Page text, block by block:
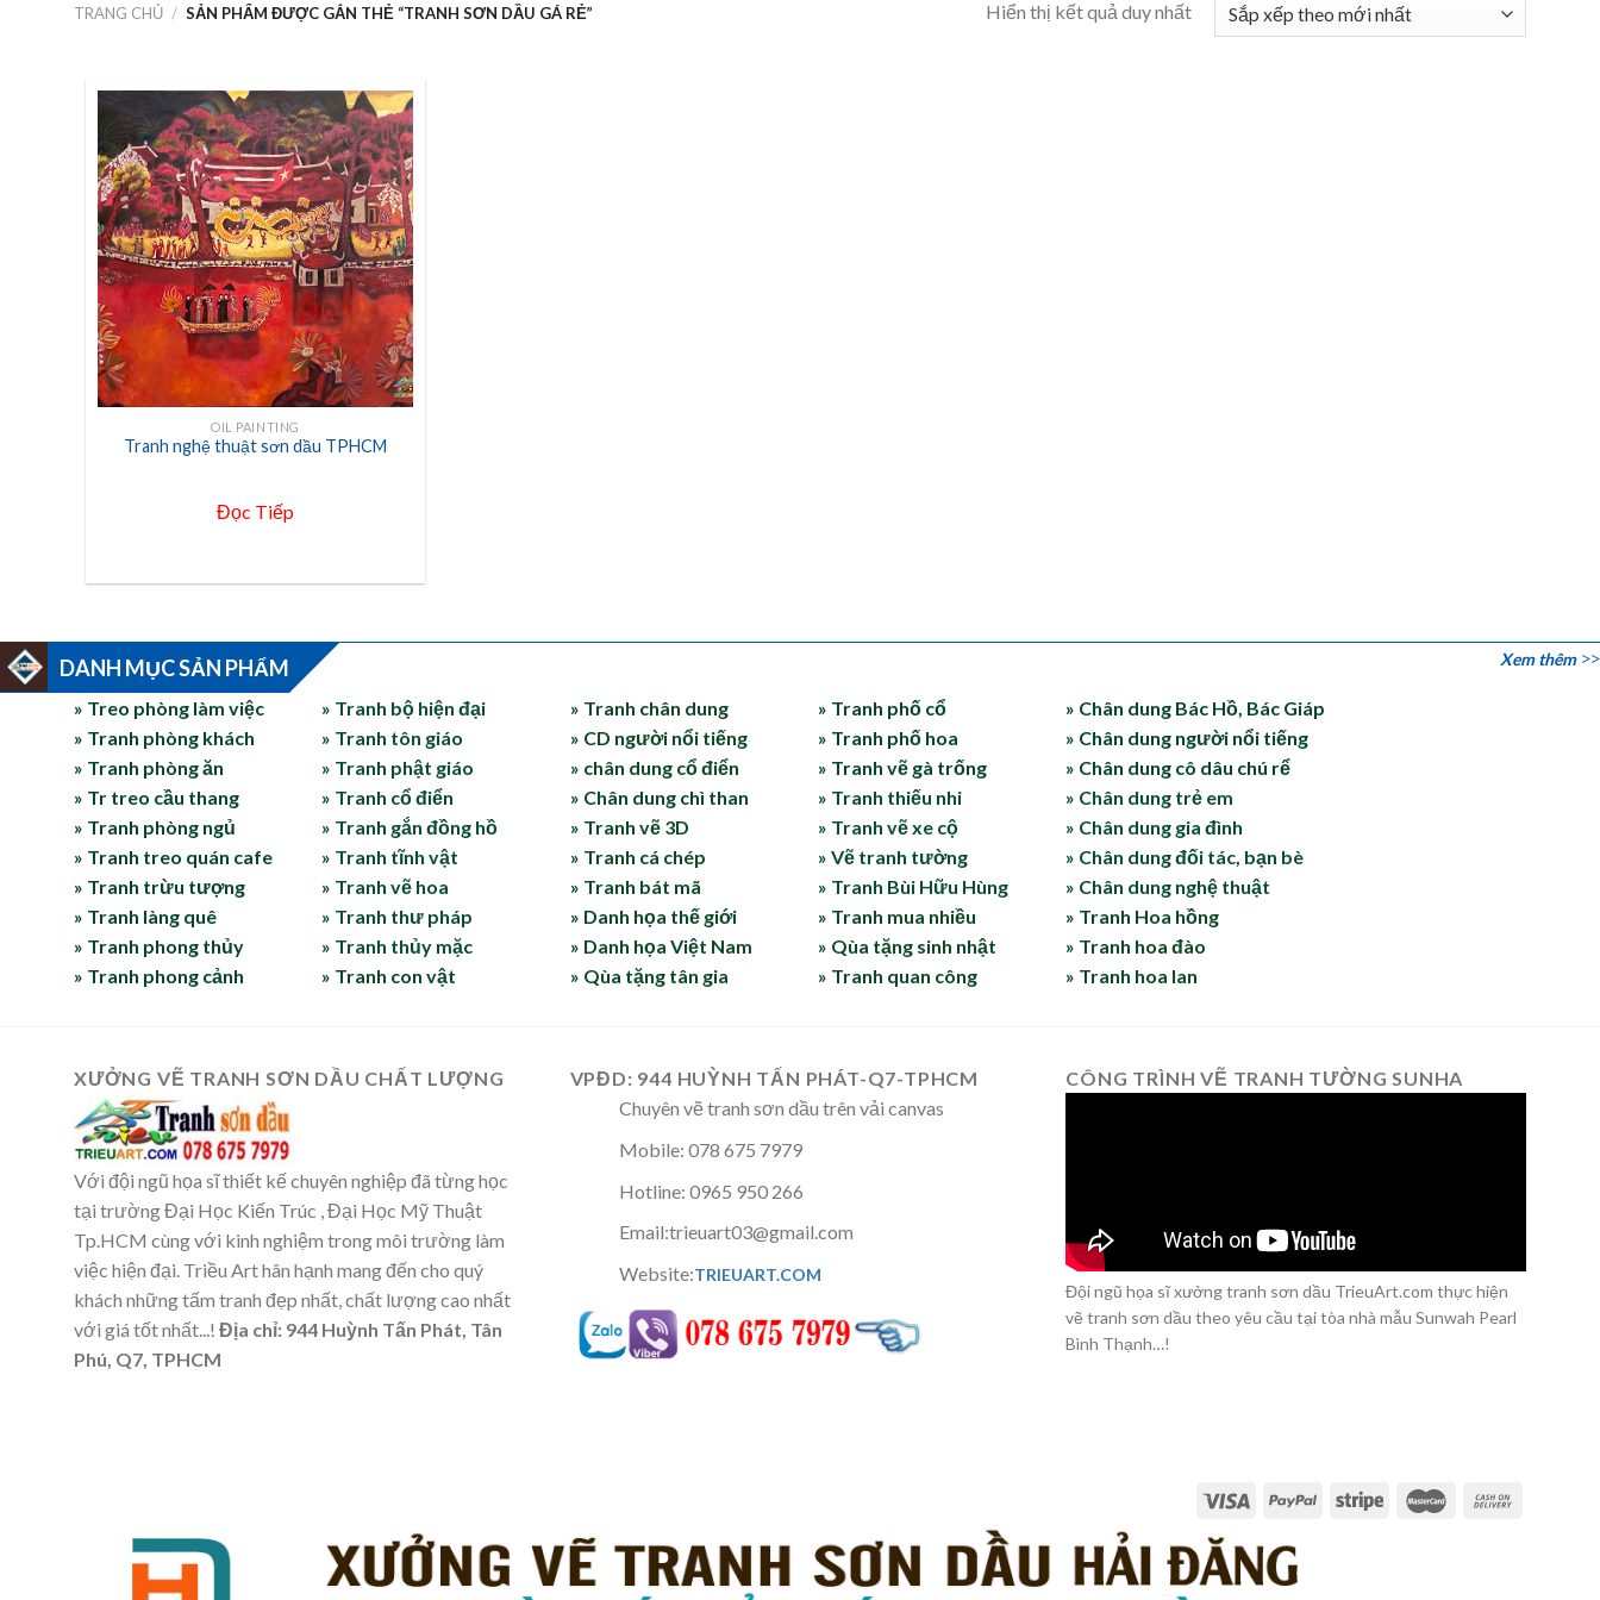
TRANG CHỦ / SẢN PHẨM ĐƯỢC GẮN THẺ “TRANH SƠN DẦU GÁ RẺ” Hiển thị kết quả duy nhất
+
OIL PAINTING
Tranh nghệ thuật sơn dầu TPHCM
Đọc Tiếp
DANH MỤC SẢN PHẨM Xem thêm
» Treo phòng làm việc
» Tranh phòng khách
» Tranh phòng ăn
» Tr treo cầu thang
» Tranh phòng ngủ
» Tranh treo quán cafe
» Tranh trừu tượng
» Tranh làng quê
» Tranh phong thủy
» Tranh phong cảnh
» Tranh bộ hiện đại
» Tranh tôn giáo
» Tranh phật giáo
» Tranh cổ điển
» Tranh gắn đồng hồ
» Tranh tĩnh vật
» Tranh vẽ hoa
» Tranh thư pháp
» Tranh thủy mặc
» Tranh con vật
» Tranh chân dung
» CD người nổi tiếng
» chân dung cổ điển
» Chân dung chì than
» Tranh vẽ 3D
» Tranh cá chép
» Tranh bát mã
» Danh họa thế giới
» Danh họa Việt Nam
» Qùa tặng tân gia
» Tranh phố cổ
» Tranh phố hoa
» Tranh vẽ gà trống
» Tranh thiếu nhi
» Tranh vẽ xe cộ
» Vẽ tranh tường
» Tranh Bùi Hữu Hùng
» Tranh mua nhiều
» Qùa tặng sinh nhật
» Tranh quan công
» Chân dung Bác Hồ, Bác Giáp
» Chân dung người nổi tiếng
» Chân dung cô dâu chú rể
» Chân dung trẻ em
» Chân dung gia đình
» Chân dung đối tác, bạn bè
» Chân dung nghệ thuật
» Tranh Hoa hồng
» Tranh hoa đào
» Tranh hoa lan
XƯỞNG VẼ TRANH SƠN DẦU CHẤT LƯỢNG
Với đội ngũ họa sĩ thiết kế chuyên nghiệp đã từng học
tại trường Đại Học Kiến Trúc , Đại Học Mỹ Thuật
Tp.HCM cùng với kinh nghiệm trong môi trường làm
việc hiện đại. Triều Art hân hạnh mang đến cho quý
khách những tấm tranh đẹp nhất, chất lượng cao nhất
với giá tốt nhất...! Địa chỉ: 944 Huỳnh Tấn Phát, Tân
Phú, Q7, TPHCM
VPĐD: 944 HUỲNH TẤN PHÁT-Q7-TPHCM
Chuyên vẽ tranh sơn dầu trên vải canvas
Mobile: 078 675 7979
Hotline: 0965 950 266
Email:trieuart03@gmail.com
Website:TRIEUART.COM
CÔNG TRÌNH VẼ TRANH TƯỜNG SUNHA
Đội ngũ họa sĩ xưởng tranh sơn dầu TrieuArt.com thực hiện
vẽ tranh sơn dầu theo yêu cầu tại tòa nhà mẫu Sunwah Pearl
Bình Thạnh…!